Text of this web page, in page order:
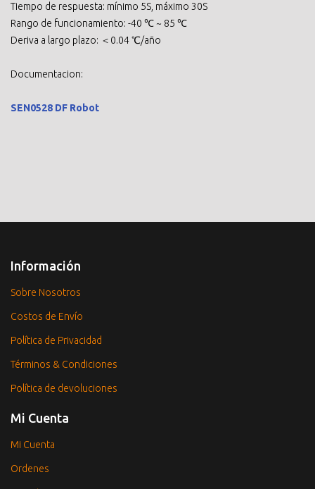
Tiempo de respuesta: mínimo 5S, máximo 30S
Rango de funcionamiento: -40 ℃ ~ 85 ℃
Deriva a largo plazo: ＜0.04 ℃/año
Documentacion:
SEN0528 DF Robot
Información
Sobre Nosotros
Costos de Envío
Política de Privacidad
Términos & Condiciones
Política de devoluciones
Mi Cuenta
Mi Cuenta
Ordenes